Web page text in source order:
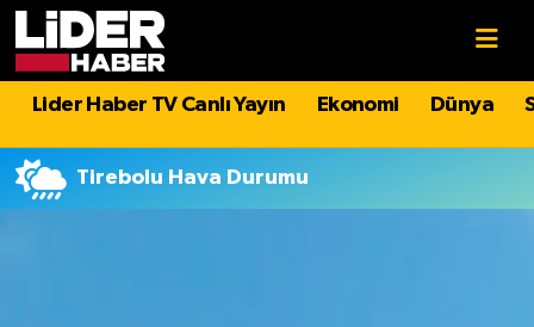
Lider Haber TV Canlı Yayın Ekonomi Dünya
Tirebolu Hava Durumu
Politika
Asayiş
Hava Durumu
İstanbul Namaz Vakitleri